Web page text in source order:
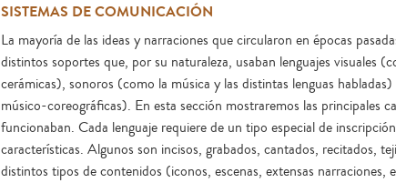
SISTEMAS DE COMUNICACIÓN
La mayoría de las ideas y narraciones que circularon en épocas
distintos soportes que, por su naturaleza, usaban lenguajes visuales
cerámicas), sonoros (como la música y las distintas lenguas
músico-coreográficas). En esta sección mostraremos las principales
funcionaban. Cada lenguaje requiere de un tipo especial de
características. Algunos son incisos, grabados, cantados, recitados,
distintos tipos de contenidos (iconos, escenas, extensas narraciones,